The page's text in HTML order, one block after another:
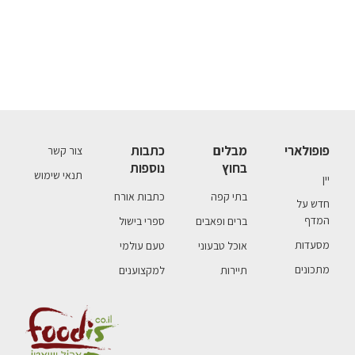
פופולארי
יין
חדש על
המדף
מסעדות
מתכונים
מבלים
בחוץ
בתי קפה
ברים ופאבים
אוכל טבעוני
תיירות
כתבות
נוספות
כתבות אורח
ספרי בישול
טעם עולמי
למקצוענים
צור קשר
תנאי שימוש